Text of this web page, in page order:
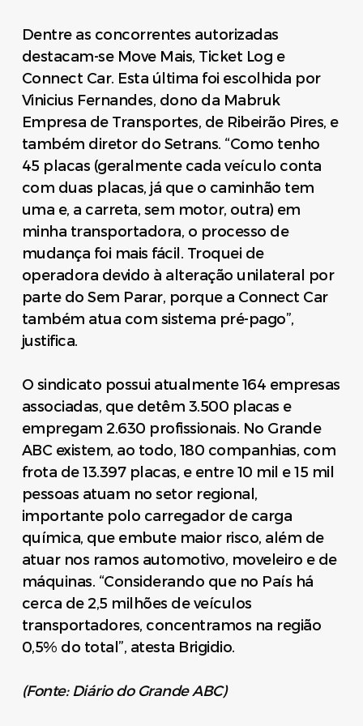
Dentre as concorrentes autorizadas
destacam-se Move Mais, Ticket Log e
Connect Car. Esta última foi escolhida por
Vinicius Fernandes, dono da Mabruk
Empresa de Transportes, de Ribeirão Pires, e
também diretor do Setrans. “Como tenho
45 placas (geralmente cada veículo conta
com duas placas, já que o caminhão tem
uma e, a carreta, sem motor, outra) em
minha transportadora, o processo de
mudança foi mais fácil. Troquei de
operadora devido à alteração unilateral por
parte do Sem Parar, porque a Connect Car
também atua com sistema pré-pago”,
justifica.
O sindicato possui atualmente 164 empresas
associadas, que detêm 3.500 placas e
empregam 2.630 profissionais. No Grande
ABC existem, ao todo, 180 companhias, com
frota de 13.397 placas, e entre 10 mil e 15 mil
pessoas atuam no setor regional,
importante polo carregador de carga
química, que embute maior risco, além de
atuar nos ramos automotivo, moveleiro e de
máquinas. “Considerando que no País há
cerca de 2,5 milhões de veículos
transportadores, concentramos na região
0,5% do total”, atesta Brigidio.
(Fonte: Diário do Grande ABC)